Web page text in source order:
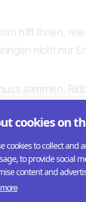
hilft Ihnen,
nicht nur
stimmen.
die der
Umgehen.
cookies on
cookies to collect and
to provide social
content and